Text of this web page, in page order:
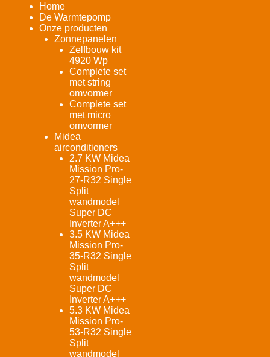
Home
De Warmtepomp
Onze producten
Zonnepanelen
Zelfbouw kit
4920 Wp
Complete set
met string
omvormer
Complete set
met micro
omvormer
Midea
airconditioners
2.7 KW Midea
Mission Pro-
27-R32 Single
Split
wandmodel
Super DC
Inverter A+++
3.5 KW Midea
Mission Pro-
35-R32 Single
Split
wandmodel
Super DC
Inverter A+++
5.3 KW Midea
Mission Pro-
53-R32 Single
Split
wandmodel